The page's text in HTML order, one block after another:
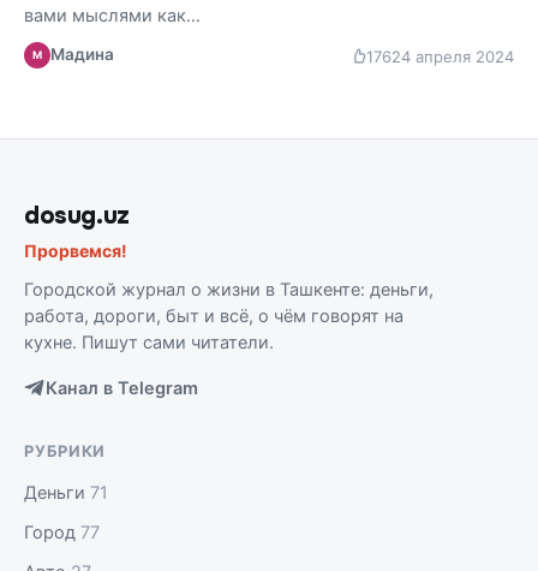
вами мыслями как…
М Мадина 17624 апреля 2024
dosug.uz
Прорвемся!
Городской журнал о жизни в Ташкенте: деньги,
работа, дороги, быт и всё, о чём говорят на
кухне. Пишут сами читатели.
Канал в Telegram
РУБРИКИ
Деньги 71
Город 77